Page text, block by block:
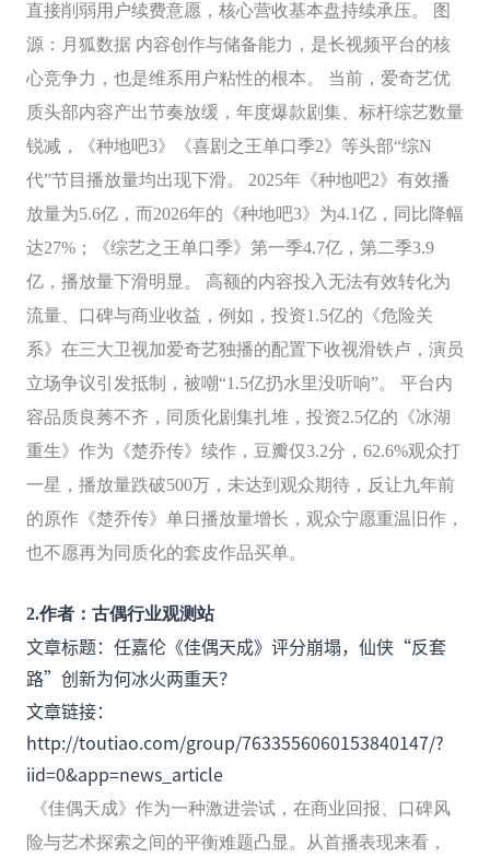
直接削弱用户续费意愿，核心营收基本盘持续承压。
图
源：月狐数据 内容创作与储备能力，是长视频平台的核
心竞争力，也是维系用户粘性的根本。
当前，爱奇艺优
质头部内容产出节奏放缓，年度爆款剧集、标杆综艺数量
锐减，《种地吧3》《喜剧之王单口季2》等头部“综N
代”节目播放量均出现下滑。 2025年《种地吧2》有效播
放量为5.6亿，而2026年的《种地吧3》为4.1亿，同比降幅
达27%；《综艺之王单口季》第一季4.7亿，第二季3.9
亿，播放量下滑明显。 高额的内容投入无法有效转化为
流量、口碑与商业收益，例如，投资1.5亿的《危险关
系》在三大卫视加爱奇艺独播的配置下收视滑铁卢，演员
立场争议引发抵制，被嘲“1.5亿扔水里没听响”。 平台内
容品质良莠不齐，同质化剧集扎堆，投资2.5亿的《冰湖
重生》作为《楚乔传》续作，豆瓣仅3.2分，62.6%观众打
一星，播放量跌破500万，未达到观众期待，反让九年前
的原作《楚乔传》单日播放量增长，观众宁愿重温旧作，
也不愿再为同质化的套皮作品买单。
2.作者：古偶行业观测站
文章标题：任嘉伦《佳偶天成》评分崩塌，仙侠“反套
路”创新为何冰火两重天？
文章链接：
http://toutiao.com/group/7633556060153840147/?
iid=0&app=news_article
《佳偶天成》作为一种激进尝试，在商业回报、口碑风
险与艺术探索之间的平衡难题凸显。从首播表现来看，